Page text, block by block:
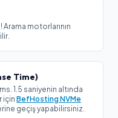
motorlarının
Time)
1.5 saniyenin altında
içinBefHosting NVMe
geçiş yapabilirsiniz.